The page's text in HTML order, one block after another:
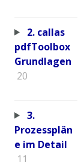
2. callas
pdfToolbox
Grundlagen
20
3.
Prozessplän
e im Detail
11